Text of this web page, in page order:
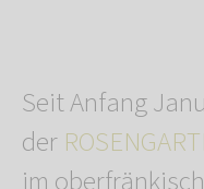
Seit Anfang
der